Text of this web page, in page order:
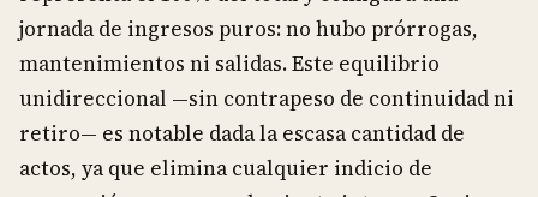
jornada de ingresos puros: no hubo prórrogas,
mantenimientos ni salidas. Este equilibrio
unidireccional —sin contrapeso de continuidad ni
retiro— es notable dada la escasa cantidad de
actos, ya que elimina cualquier indicio de